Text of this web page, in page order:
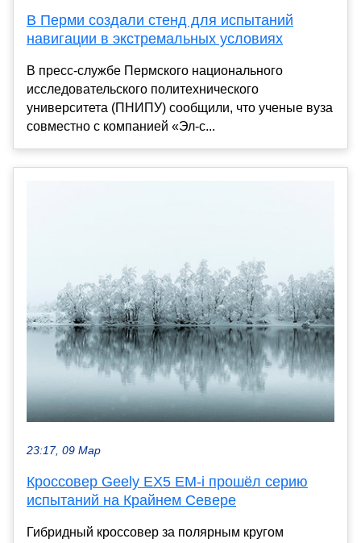
В Перми создали стенд для испытаний
навигации в экстремальных условиях
В пресс-службе Пермского национального
исследовательского политехнического
университета (ПНИПУ) сообщили, что ученые вуза
совместно с компанией «Эл-с...
23:17, 09 Мар
Кроссовер Geely EX5 EM-i прошёл серию
испытаний на Крайнем Севере
Гибридный кроссовер за полярным кругом